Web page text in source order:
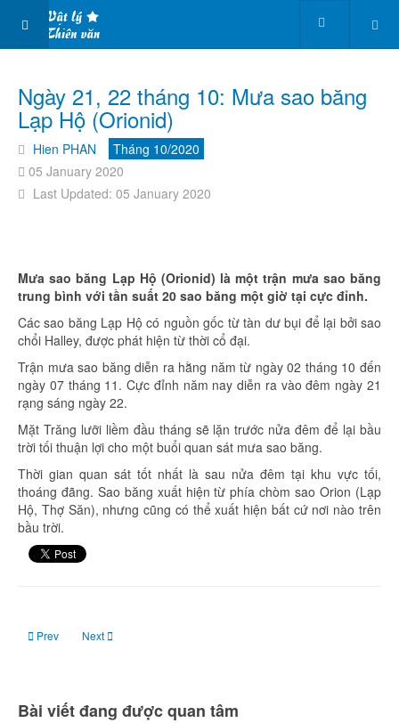
Ngày 21, 22 tháng 10: Mưa sao băng
Lạp Hộ (Orionid)
Hien PHAN
Tháng 10/2020
05 January 2020
Last Updated: 05 January 2020
Mưa sao băng Lạp Hộ (Orionid) là một trận mưa sao băng
trung bình với tần suất 20 sao băng một giờ tại cực đỉnh.
Các sao băng Lạp Hộ có nguồn gốc từ tàn dư bụi để lại bởi sao
chổi Halley, được phát hiện từ thời cổ đại.
Trận mưa sao băng diễn ra hằng năm từ ngày 02 tháng 10 đến
ngày 07 tháng 11. Cực đỉnh năm nay diễn ra vào đêm ngày 21
rạng sáng ngày 22.
Mặt Trăng lưỡi liềm đầu tháng sẽ lặn trước nửa đêm để lại bầu
trời tối thuận lợi cho một buổi quan sát mưa sao băng.
Thời gian quan sát tốt nhất là sau nửa đêm tại khu vực tối,
thoáng đãng. Sao băng xuất hiện từ phía chòm sao Orion (Lạp
Hộ, Thợ Săn), nhưng cũng có thể xuất hiện bất cứ nơi nào trên
bầu trời.
Previous article: Ngày 17 tháng 10: Trăng mới
Prev Next article: Ngày 31 tháng 10: Trăng tròn, trăng xanh
Next
Bài viết đang được quan tâm